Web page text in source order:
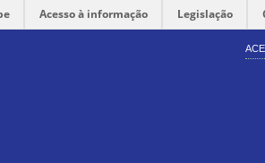
Acesso à informação Legislação